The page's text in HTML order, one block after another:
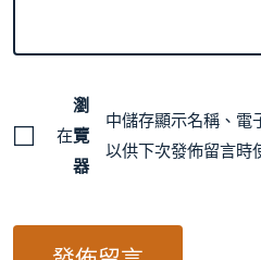
在
瀏
覽
器
中儲存顯示名稱、電
以供下次發佈留言時